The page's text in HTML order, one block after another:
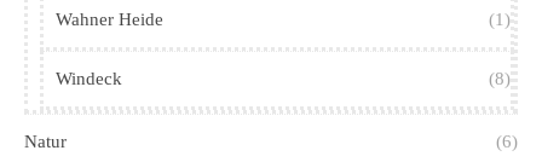
Wahner Heide (1)
Windeck (8)
Natur (6)